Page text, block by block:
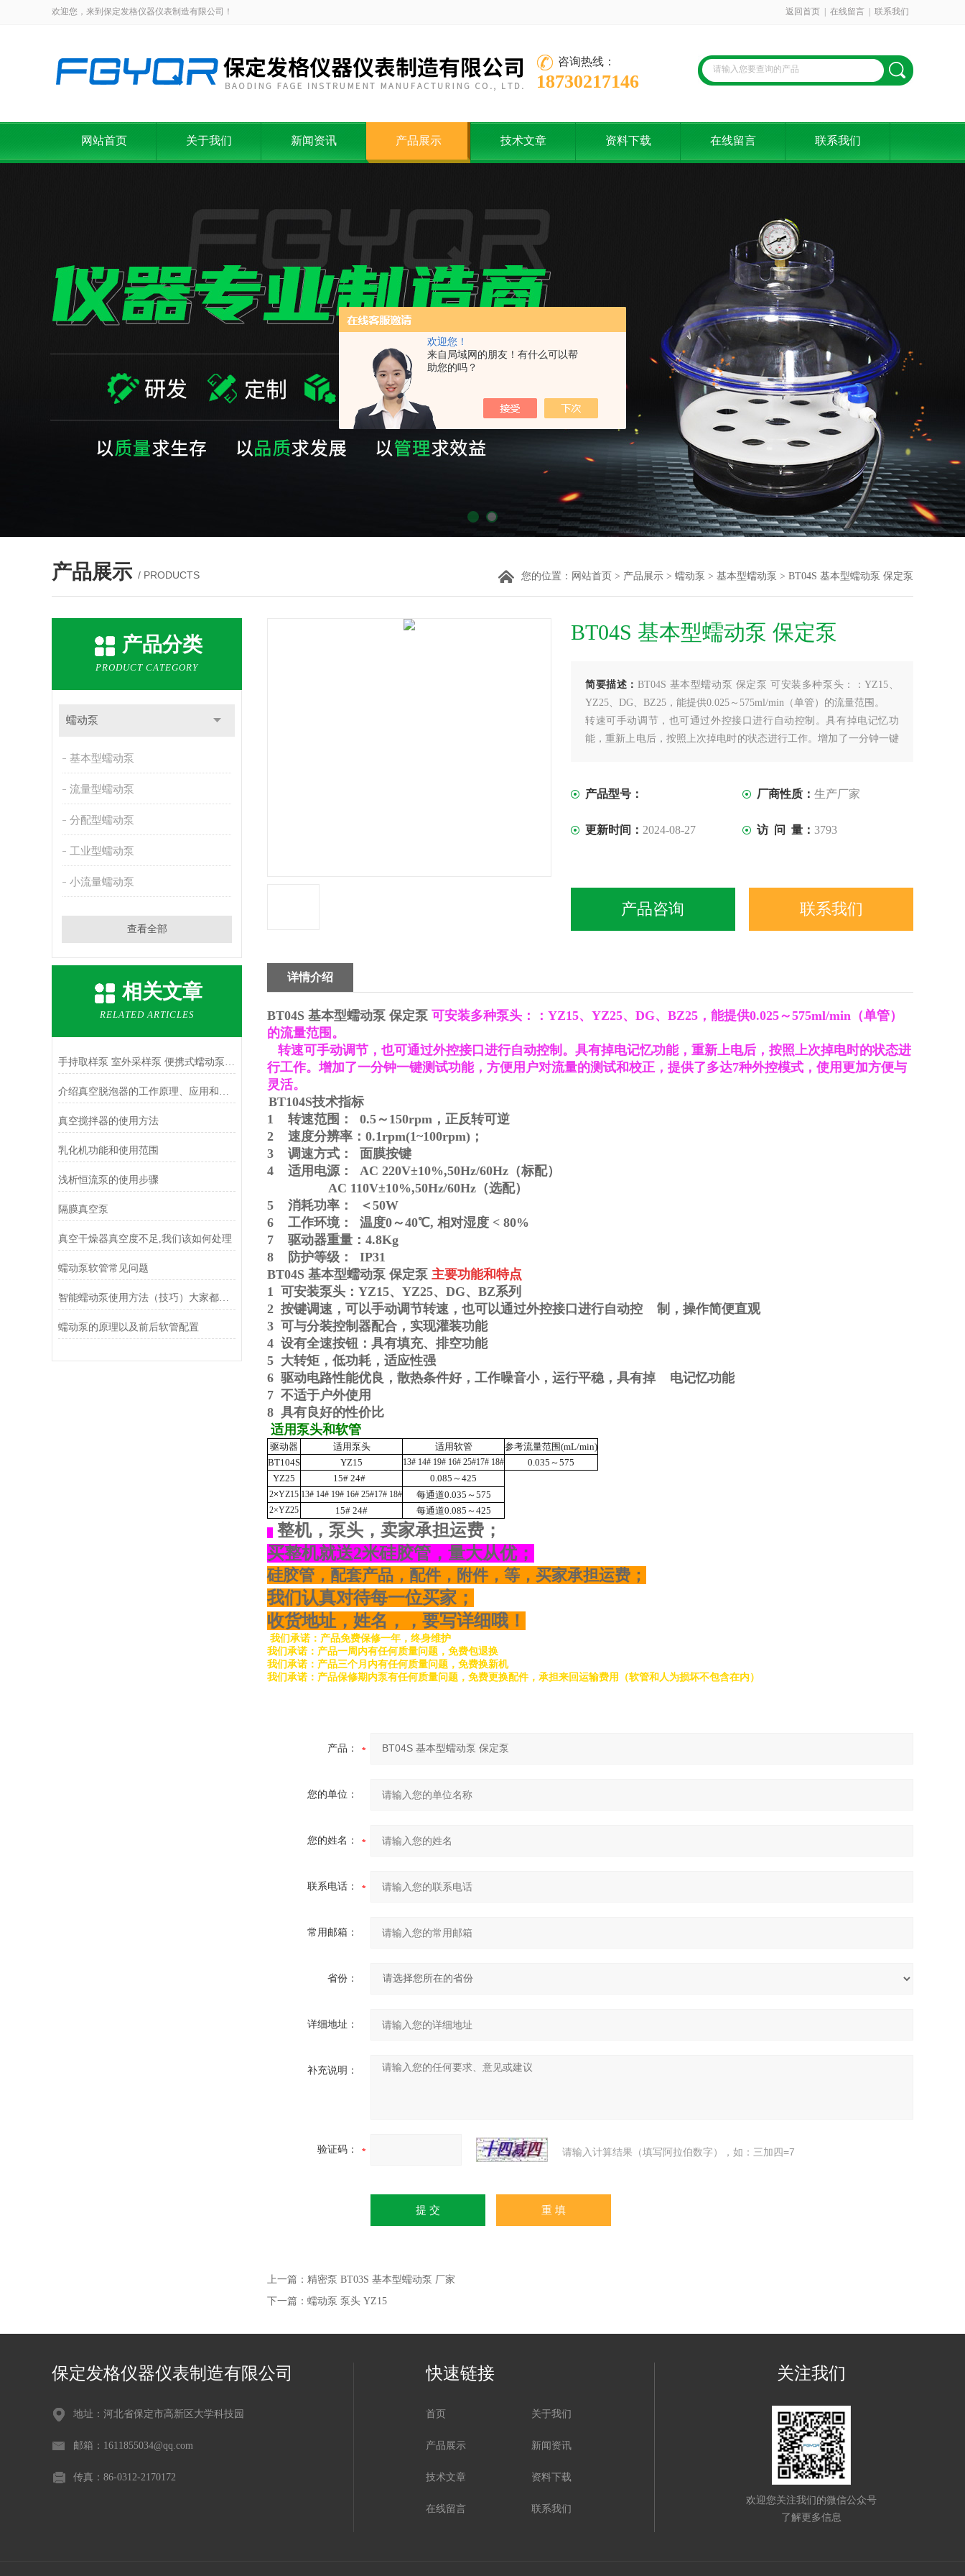
欢迎您！
来自局域网的朋友！有什么可以帮
助您的吗？
欢迎您，来到保定发格仪器仪表制造有限公司！ 返回首页 在线留言 联系我们
咨询热线：
18730217146
网站首页 关于我们 新闻资讯 产品展示 技术文章 资料下载 在线留言 联系我们
产品展示 / PRODUCTS 您的位置： 网站首页 > 产品展示 > 蠕动泵 > 基本型蠕动泵 > BT04S 基本型蠕动泵 保定泵
产品分类
PRODUCT CATEGORY
蠕动泵
基本型蠕动泵
流量型蠕动泵
分配型蠕动泵
工业型蠕动泵
小流量蠕动泵
查看全部
相关文章
RELATED ARTICLES
手持取样泵 室外采样泵 便携式蠕动泵 采样蠕动泵 SC700取样泵
介绍真空脱泡器的工作原理、应用和好处
真空搅拌器的使用方法
乳化机功能和使用范围
浅析恒流泵的使用步骤
隔膜真空泵
真空干燥器真空度不足,我们该如何处理
蠕动泵软管常见问题
智能蠕动泵使用方法（技巧）大家都了解吗？
蠕动泵的原理以及前后软管配置
BT04S 基本型蠕动泵 保定泵
简要描述： BT04S 基本型蠕动泵 保定泵 可安装多种泵头：：YZ15、
YZ25、DG、BZ25，能提供0.025～575ml/min（单管）的流量范围。
转速可手动调节，也可通过外控接口进行自动控制。具有掉电记忆功
能，重新上电后，按照上次掉电时的状态进行工作。增加了一分钟一键
产品型号： 厂商性质： 生产厂家
更新时间： 2024-08-27 访 问 量： 3793
产品咨询 联系我们
详情介绍
BT04S 基本型蠕动泵 保定泵 可安装多种泵头：： YZ15、 YZ25、 DG、 BZ25 ，能提供0.025～575ml/min （单管）
的流量范围。
转速可手动调节，也可通过外控接口进行自动控制。具有掉电记忆功能，重新上电后，按照上次掉电时的状态进
行工作。增加了一分钟一键测试功能，方便用户对流量的测试和校正，提供了多达7种外控模式，使用更加方便与
灵活。
BT104S技术指标
1 转速范围：
0.5～ 150rpm ，正反转可逆
2 速度分辨率： 0.1rpm(1~100rpm) ；
3 调速方式：
面膜按键
4 适用电源：
AC 220V±10%,50Hz/60Hz （标配）
AC 110V±10%,50Hz/60Hz （选配）
5 消耗功率：
＜ 50W
6 工作环境：
温度0～40℃, 相对湿度 < 80%
7 驱动器重量： 4.8Kg
8 防护等级：
IP31
BT04S 基本型蠕动泵 保定泵 主要功能和特点
1 可安装泵头： YZ15、 YZ25、 DG、 BZ系列
2 按键调速，可以手动调节转速，也可以通过外控接口进行自动控 制，操作简便直观
3 可与分装控制器配合，实现灌装功能
4 设有全速按钮：具有填充、排空功能
5 大转矩，低功耗，适应性强
6 驱动电路性能优良，散热条件好，工作噪音小，运行平稳，具有掉 电记忆功能
7 不适于户外使用
8 具有良好的性价比
适用泵头和软管
驱动器 适用泵头 适用软管
参考流量范围(mL/min)
BT104S
YZ15 13# 14# 19# 16# 25#17# 18# 0.035 ～575
YZ25
15# 24# 0.085 ～425
2×YZ15 13# 14# 19# 16# 25#17# 18# 每通道0.035～575
2×YZ25 15# 24# 每通道0.085～425
整机，泵头，卖家承担运费；
买整机就送2米硅胶管，量大从优；
硅胶管，配套产品，配件，附件，等，买家承担运费；
我们认真对待每一位买家；
收货地址，姓名，，要写详细哦！
我们承诺：产品免费保修一年，终身维护
我们承诺：产品一周内有任何质量问题，免费包退换
我们承诺：产品三个月内有任何质量问题，免费换新机
我们承诺：产品保修期内泵有任何质量问题，免费更换配件，承担来回运输费用（软管和人为损坏不包含在内）
产品：
您的单位：
您的姓名：
联系电话：
常用邮箱：
省份：
详细地址：
补充说明：
验证码： 请输入计算结果（填写阿拉伯数字），如：三加四=7
上一篇： 精密泵 BT03S 基本型蠕动泵 厂家
下一篇： 蠕动泵 泵头 YZ15
保定发格仪器仪表制造有限公司
地址：河北省保定市高新区大学科技园
邮箱：1611855034@qq.com
传真：86-0312-2170172
快速链接
首页 关于我们
产品展示 新闻资讯
技术文章 资料下载
在线留言 联系我们
关注我们
欢迎您关注我们的微信公众号
了解更多信息